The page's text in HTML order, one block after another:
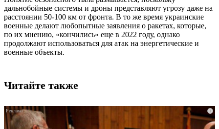
дальнобойные системы и дроны представляют угрозу даже на
расстоянии 50-100 км от фронта. В то же время украинские
военные делают любопытные заявления о ракетах, которые,
по их мнению, «кончились» еще в 2022 году, однако
продолжают использоваться для атак на энергетические и
военные объекты.
Читайте также
i